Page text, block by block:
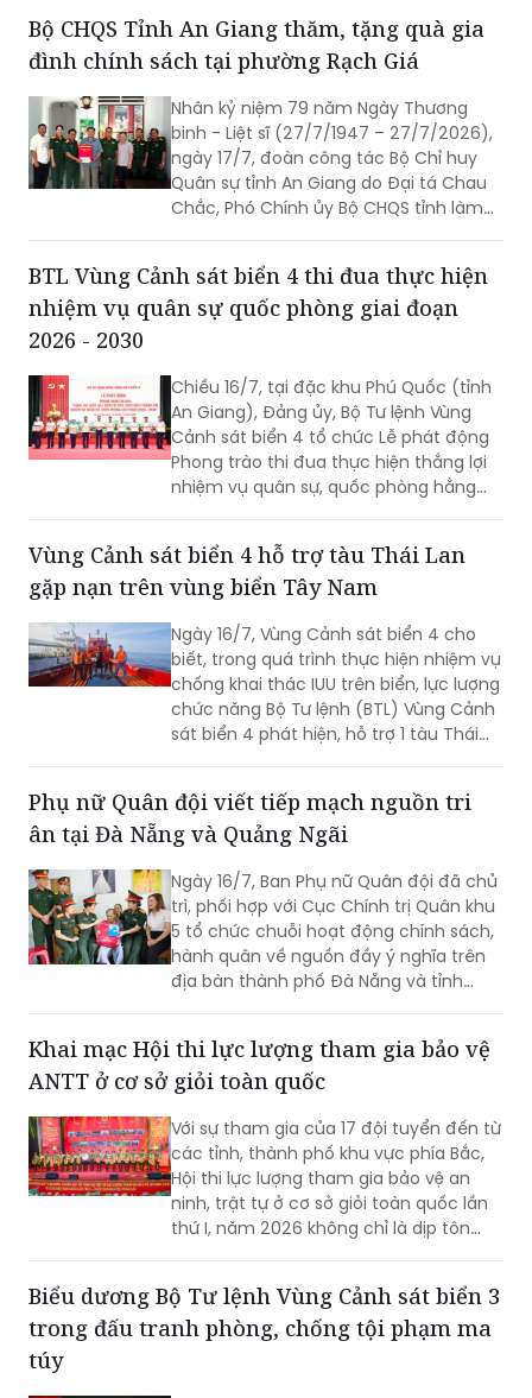
biển với củng cố quốc phòng, an ninh.
Bộ CHQS Tỉnh An Giang thăm, tặng quà gia
đình chính sách tại phường Rạch Giá
Nhân kỷ niệm 79 năm Ngày Thương
binh - Liệt sĩ (27/7/1947 – 27/7/2026),
ngày 17/7, đoàn công tác Bộ Chỉ huy
Quân sự tỉnh An Giang do Đại tá Chau
Chắc, Phó Chính ủy Bộ CHQS tỉnh làm
phòng tặng các gia đình chính sách,
người có công với cách mạng trên địa
BTL Vùng Cảnh sát biển 4 thi đua thực hiện
nhiệm vụ quân sự quốc phòng giai đoạn
2026 - 2030
Chiều 16/7, tại đặc khu Phú Quốc (tỉnh
An Giang), Đảng ủy, Bộ Tư lệnh Vùng
Cảnh sát biển 4 tổ chức Lễ phát động
Phong trào thi đua thực hiện thắng lợi
nhiệm vụ quân sự, quốc phòng hằng
ủy, Chính ủy, Chủ tịch Hội đồng Thi đua
- Khen thưởng Bộ Tư lệnh Vùng Cảnh
Vùng Cảnh sát biển 4 hỗ trợ tàu Thái Lan
gặp nạn trên vùng biển Tây Nam
Ngày 16/7, Vùng Cảnh sát biển 4 cho
biết, trong quá trình thực hiện nhiệm vụ
chống khai thác IUU trên biển, lực lượng
chức năng Bộ Tư lệnh (BTL) Vùng Cảnh
sát biển 4 phát hiện, hỗ trợ 1 tàu Thái
Phụ nữ Quân đội viết tiếp mạch nguồn tri
ân tại Đà Nẵng và Quảng Ngãi
Ngày 16/7, Ban Phụ nữ Quân đội đã chủ
trì, phối hợp với Cục Chính trị Quân khu
5 tổ chức chuỗi hoạt động chính sách,
hành quân về nguồn đầy ý nghĩa trên
địa bàn thành phố Đà Nẵng và tỉnh
Khai mạc Hội thi lực lượng tham gia bảo vệ
ANTT ở cơ sở giỏi toàn quốc
Với sự tham gia của 17 đội tuyển đến từ
các tỉnh, thành phố khu vực phía Bắc,
Hội thi lực lượng tham gia bảo vệ an
ninh, trật tự ở cơ sở giỏi toàn quốc lần
thứ I, năm 2026 không chỉ là dịp tôn
cho lực lượng giữ gìn bình yên từ cơ sở.
Biểu dương Bộ Tư lệnh Vùng Cảnh sát biển 3
trong đấu tranh phòng, chống tội phạm ma
túy